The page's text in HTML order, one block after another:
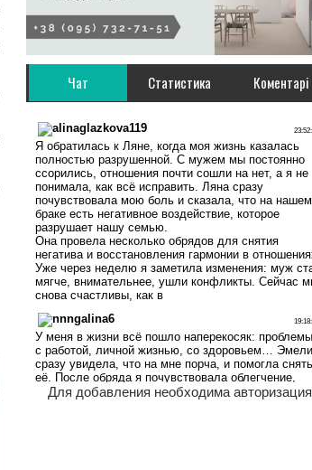
Чат Статистика Коментарі
Для добавления необходима авторизация